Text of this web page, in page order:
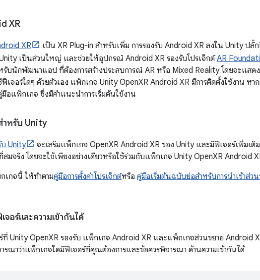
XR
XR
เป็น XR Plug-in สำหรับเพิ่ม การรองรับ Android XR ลงใน Unity ปลั๊
เป็นส่วนใหญ่ และช่วยให้อุปกรณ์ Android XR รองรับโปรเจ็กต์AR
บนักพัฒนาแอป ที่ต้องการสร้างประสบการณ์ AR หรือ Mixed Reality โดยจะแสด
เจอร์ใดๆ ด้วยตัวเอง แพ็กเกจ Unity OpenXR Android XR มีการติดตั้งใช้งาน หาก
อแพ็กเกจ ซึ่งมีคำแนะนำการเริ่มต้นใช้งาน
ำหรับ Unity
Unity
จะเสริมแพ็กเกจ OpenXR Android XR ของ Unity และมีฟีเจอร์เพิ่มเ
สมจริง โดยจะใช้เพียงอย่างเดียวหรือใช้ร่วมกับแพ็กเกจ Unity OpenXR Android
เกจนี้ ให้ทําตามคู่มือการตั้งค่าโปรเจ็กต์หรือ คู่มือเริ่มต้นฉบับย่อสําหรับการนําเข้าส่วน
อร์และความเข้ากันได้
ที่ Unity OpenXR รองรับ แพ็กเกจ Android XR และแพ็กเกจส่วนขยาย Android
รณาว่าแพ็กเกจใดมีฟีเจอร์ที่คุณต้องการและข้อควรพิจารณา ด้านความเข้ากันได้